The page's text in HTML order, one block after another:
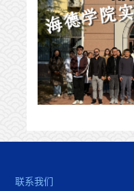
联系我们